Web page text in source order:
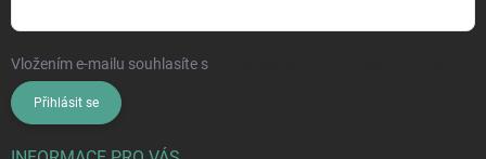
Vložením e-mailu souhlasíte s
Přihlásit se